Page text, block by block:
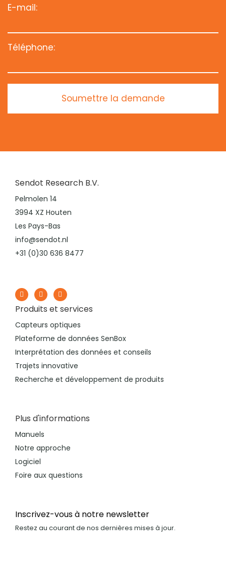
E-mail:
Téléphone:
Soumettre la demande
Sendot Research B.V.
Pelmolen 14
3994 XZ Houten
Les Pays-Bas
info@sendot.nl
+31 (0)30 636 8477
Produits et services
Capteurs optiques
Plateforme de données SenBox
Interprétation des données et conseils
Trajets innovative
Recherche et développement de produits
Plus d'informations
Manuels
Notre approche
Logiciel
Foire aux questions
Inscrivez-vous à notre newsletter
Restez au courant de nos dernières mises à jour.